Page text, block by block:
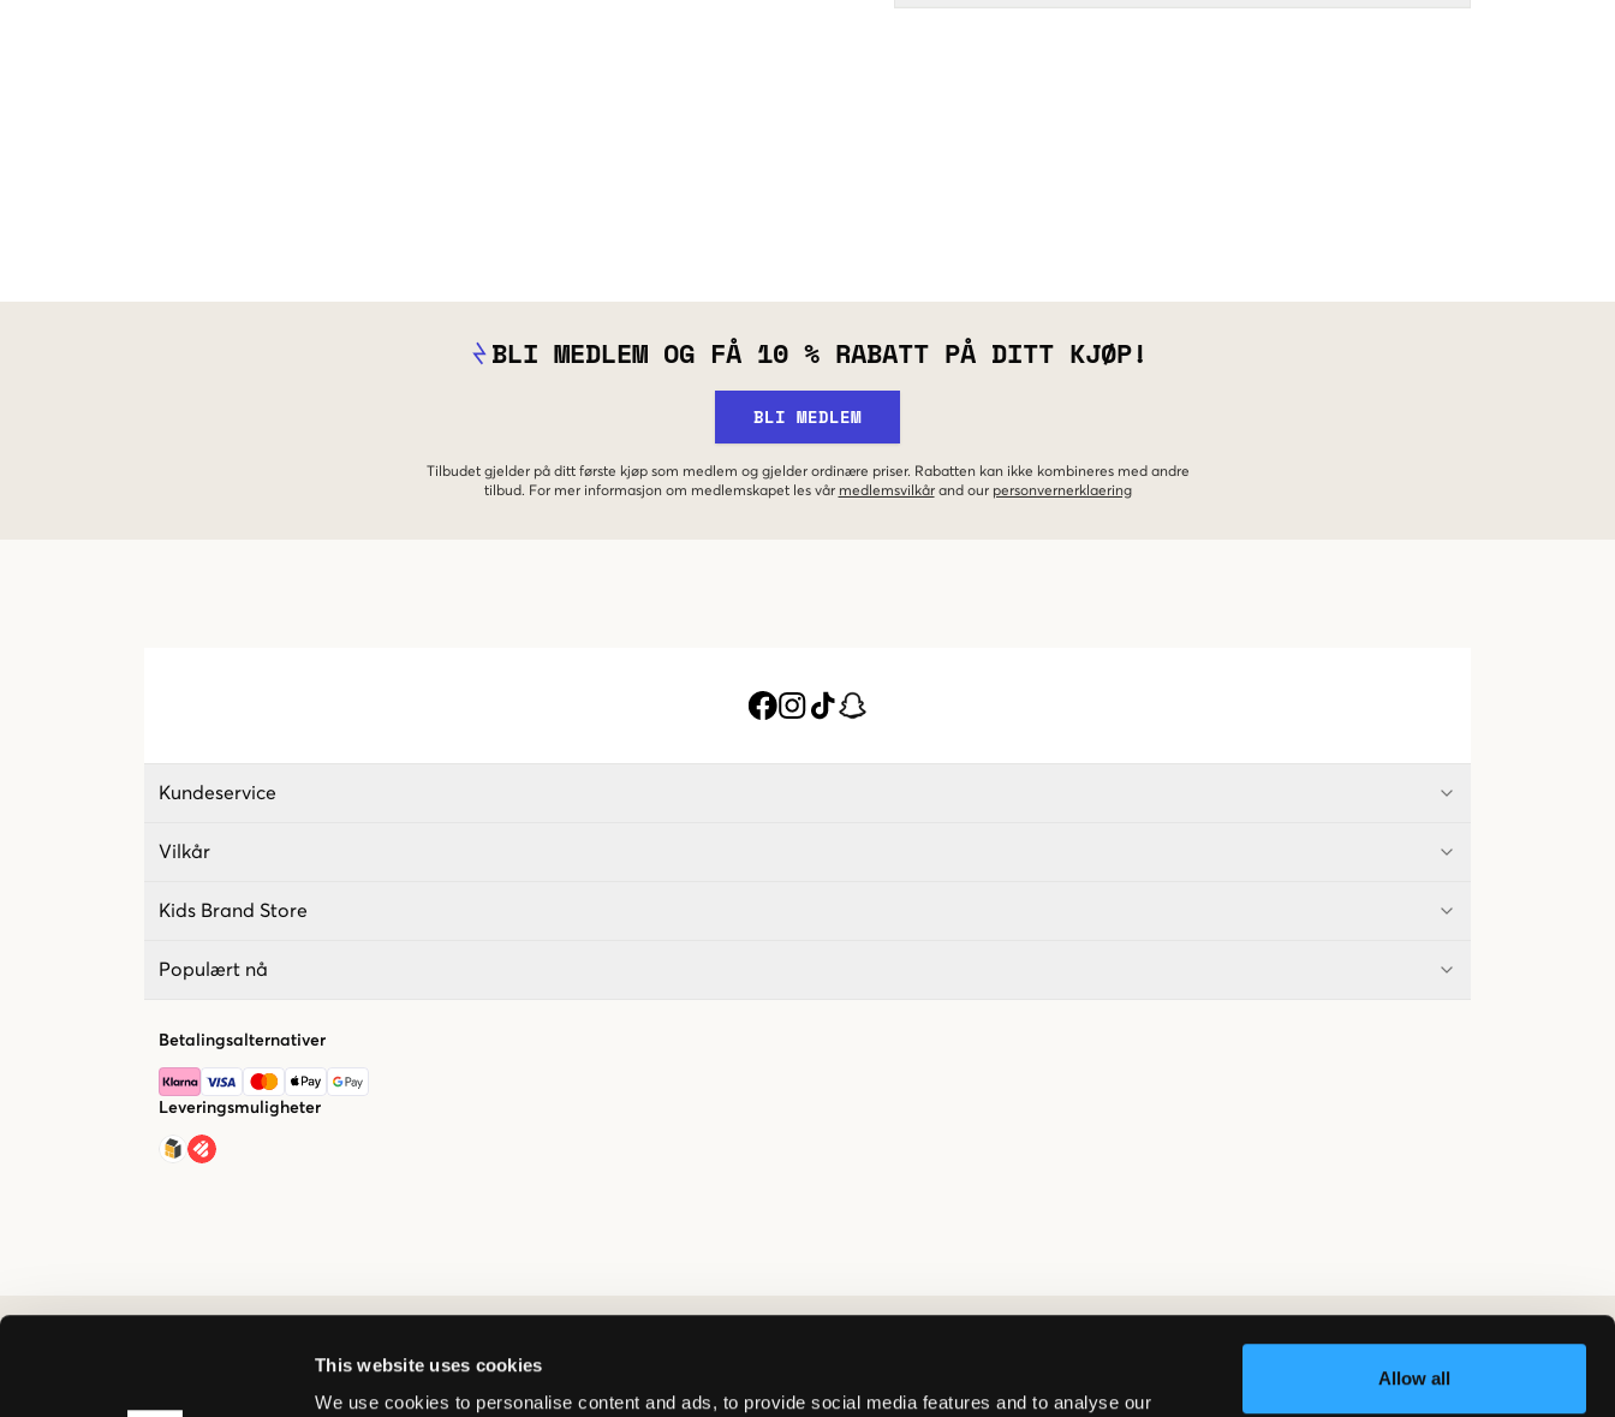
This website uses cookies
We use cookies to personalise content and ads, to provide social media features and to analyse our
Allow all
BLI MEDLEM OG FÅ 10 % RABATT PÅ DITT KJØP!
BLI MEDLEM
Tilbudet gjelder på ditt første kjøp som medlem og gjelder ordinære priser. Rabatten kan ikke kombineres med andre
tilbud. For mer informasjon om medlemskapet les vår medlemsvilkår and our personvernerklaering
Kundeservice
Vilkår
Kids Brand Store
Populært nå
Betalingsalternativer
Leveringsmuligheter